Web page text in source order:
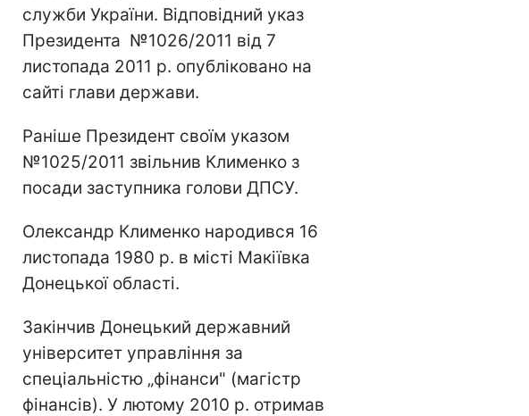
служби України. Відповідний указ
Президента №1026/2011 від 7
листопада 2011 р. опубліковано на
сайті глави держави.
Раніше Президент своїм указом
№1025/2011 звільнив Клименко з
посади заступника голови ДПСУ.
Олександр Клименко народився 16
листопада 1980 р. в місті Макіївка
Донецької області.
Закінчив Донецький державний
університет управління за
спеціальністю „фінанси" (магістр
фінансів). У лютому 2010 р. отримав